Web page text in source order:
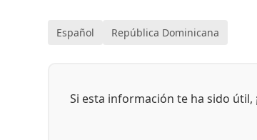
Español República Dominicana
Si esta información te ha sido útil,